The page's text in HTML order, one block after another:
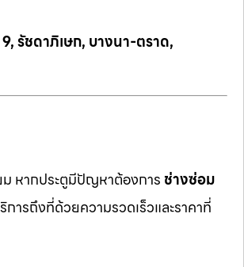
รัชดาภิเษก, บางนา-ตราด,
ม หากประตูมีปัญหาต้องการ ช่างซ่อม
การถึงที่ด้วยความรวดเร็วและราคาที่